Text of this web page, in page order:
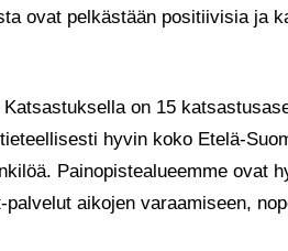
ovat pelkästään positiivisia ja
on 15
hyvin koko Etelä-
Painopistealueemme ovat
aikojen varaamiseen,